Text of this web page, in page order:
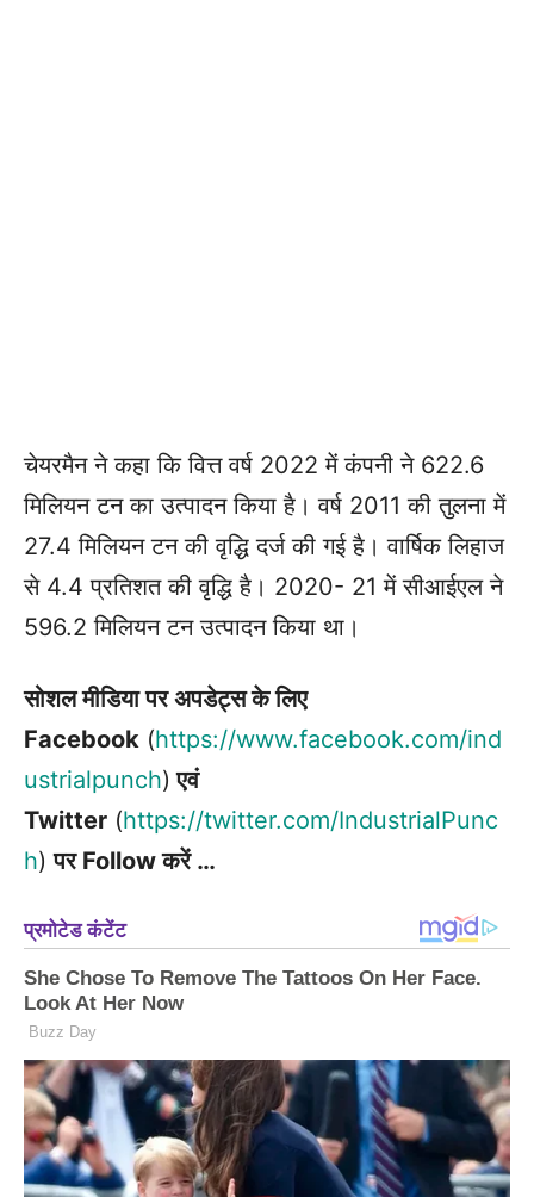
चेयरमैन ने कहा कि वित्त वर्ष 2022 में कंपनी ने 622.6
मिलियन टन का उत्पादन किया है। वर्ष 2011 की तुलना में
27.4 मिलियन टन की वृद्धि दर्ज की गई है। वार्षिक लिहाज
से 4.4 प्रतिशत की वृद्धि है। 2020- 21 में सीआईएल ने
596.2 मिलियन टन उत्पादन किया था।
सोशल मीडिया पर अपडेट्स के लिए
Facebook (https://www.facebook.com/ind
ustrialpunch) एवं
Twitter (https://twitter.com/IndustrialPunc
h)पर Follow करें …